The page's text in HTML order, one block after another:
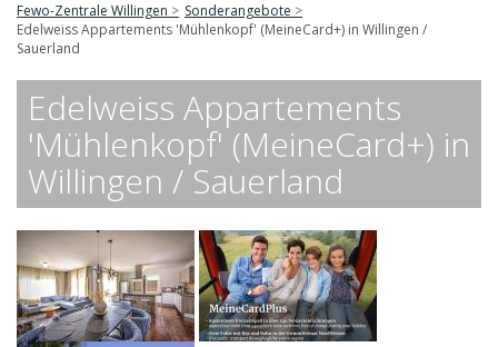
Fewo-Zentrale Willingen
Sonderangebote
Edelweiss Appartements 'Mühlenkopf' (MeineCard+) in Willingen /
Sauerland
Edelweiss Appartements
'Mühlenkopf' (MeineCard+) in
Willingen / Sauerland